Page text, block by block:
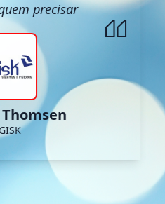
precisar